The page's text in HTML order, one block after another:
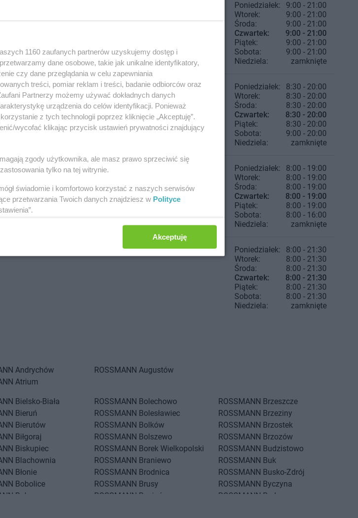
Poniedziałek:
9:00 - 21:00
Wtorek:
9:00 - 21:00
Środa:
9:00 - 21:00
Czwartek:
9:00 - 21:00
Piątek:
9:00 - 21:00
Sobota:
9:00 - 21:00
Niedziela:
zamknięte
Poniedziałek:
8:30 - 20:00
Wtorek:
8:30 - 20:00
Środa:
8:30 - 20:00
Czwartek:
8:30 - 20:00
Piątek:
8:30 - 20:00
Sobota:
9:00 - 20:00
Niedziela:
zamknięte
Poniedziałek:
8:00 - 19:00
Wtorek:
8:00 - 19:00
Środa:
8:00 - 19:00
Czwartek:
8:00 - 19:00
Piątek:
8:00 - 19:00
Sobota:
8:00 - 16:00
Niedziela:
zamknięte
Poniedziałek:
8:00 - 21:30
Wtorek:
8:00 - 21:30
Środa:
8:00 - 21:30
Czwartek:
8:00 - 21:30
Piątek:
8:00 - 21:30
Sobota:
8:00 - 21:30
Niedziela:
zamknięte
Andrychów
Atrium
ROSSMANN Augustów
Bielsko-Biała
Bieruń
Bierutów
Biłgoraj
Biskupiec
Blachownia
Błonie
Bobolice
Bobowa
ROSSMANN Bolechowo
ROSSMANN Bolesławiec
ROSSMANN Bolków
ROSSMANN Bolszewo
ROSSMANN Borek Wielkopolski
ROSSMANN Braniewo
ROSSMANN Brodnica
ROSSMANN Brusy
ROSSMANN Brwinów
ROSSMANN Brzeszcze
ROSSMANN Brzeziny
ROSSMANN Brzostek
ROSSMANN Brzozów
ROSSMANN Budzistowo
ROSSMANN Buk
ROSSMANN Busko-Zdrój
ROSSMANN Byczyna
ROSSMANN Bydgoszcz
1160 zaufanych partnerów uzyskujemy dostęp i
dane osobowe, takie jak unikalne identyfikatory,
czy dane przeglądania w celu zapewniania
treści, pomiar reklam i treści, badanie odbiorców oraz
Partnerzy możemy używać dokładnych danych
urządzenia do celów identyfikacji. Ponieważ
z tych technologii poprzez kliknięcie „Akceptuję”.
wycofać klikając przycisk ustawień prywatności znajdujący
zgody użytkownika, ale masz prawo sprzeciwić się
tylko na tej witrynie.
świadomie i komfortowo korzystać z naszych serwisów
przetwarzania Twoich danych znajdziesz w Polityce
Akceptuję